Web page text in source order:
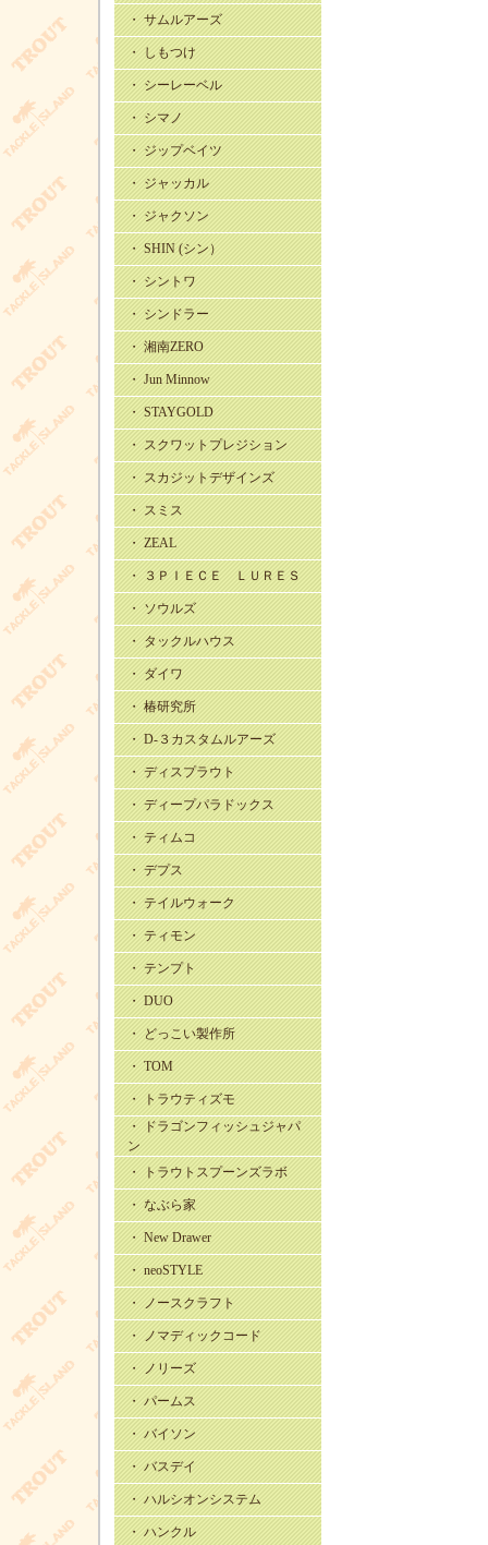
・ サムルアーズ
・ しもつけ
・ シーレーベル
・ シマノ
・ ジップベイツ
・ ジャッカル
・ ジャクソン
・ SHIN (シン）
・ シントワ
・ シンドラー
・ 湘南ZERO
・ Jun Minnow
・ STAYGOLD
・ スクワットプレジション
・ スカジットデザインズ
・ スミス
・ ZEAL
・ ３ＰＩＥＣＥ ＬＵＲＥＳ
・ ソウルズ
・ タックルハウス
・ ダイワ
・ 椿研究所
・ D-３カスタムルアーズ
・ ディスプラウト
・ ディープパラドックス
・ ティムコ
・ デプス
・ テイルウォーク
・ ティモン
・ テンプト
・ DUO
・ どっこい製作所
・ TOM
・ トラウティズモ
・ ドラゴンフィッシュジャパ
ン
・ トラウトスプーンズラボ
・ なぶら家
・ New Drawer
・ neoSTYLE
・ ノースクラフト
・ ノマディックコード
・ ノリーズ
・ パームス
・ バイソン
・ バスデイ
・ ハルシオンシステム
・ ハンクル